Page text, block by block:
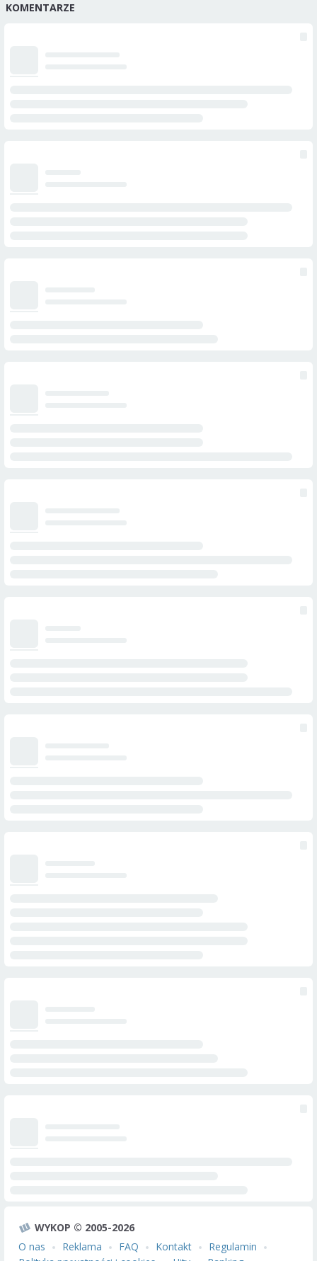
KOMENTARZE
WYKOP © 2005-2026
O nas
Reklama FAQ Kontakt
Regulamin